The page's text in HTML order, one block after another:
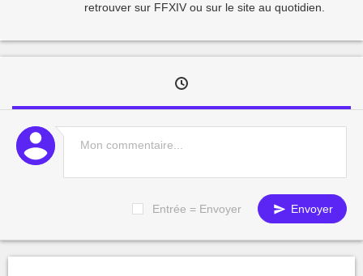
retrouver sur FFXIV ou sur le site au quotidien.
Entrée = Envoyer Envoyer